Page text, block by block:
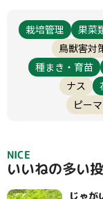
栽培管理 果菜
鳥獣害対
種まき・育苗
ナス
ピー
NICE
いいねの多い
じゃが